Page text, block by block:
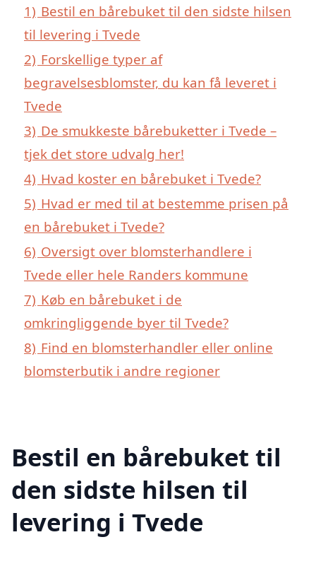
1) Bestil en bårebuket til den sidste hilsen
til levering i Tvede
2) Forskellige typer af
begravelsesblomster, du kan få leveret i
Tvede
3) De smukkeste bårebuketter i Tvede –
tjek det store udvalg her!
4) Hvad koster en bårebuket i Tvede?
5) Hvad er med til at bestemme prisen på
en bårebuket i Tvede?
6) Oversigt over blomsterhandlere i
Tvede eller hele Randers kommune
7) Køb en bårebuket i de
omkringliggende byer til Tvede?
8) Find en blomsterhandler eller online
blomsterbutik i andre regioner
Bestil en bårebuket til
den sidste hilsen til
levering i Tvede